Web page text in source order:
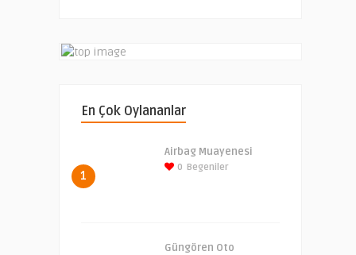
En Çok Oylananlar
1
Airbag Muayenesi
0 Begeniler
Güngören Oto